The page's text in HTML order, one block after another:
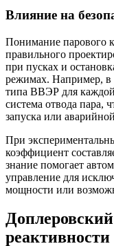
Влияние на
Понимание парового
правильного
при пусках и
режимах. Например, в
типа ВВЭР для
система отвода пара,
запуска или
При
коэффициент
знание помогает
управление для
мощности или
реактивности